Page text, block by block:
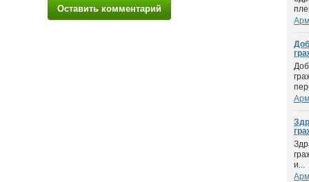
Оставить комментарий
и...